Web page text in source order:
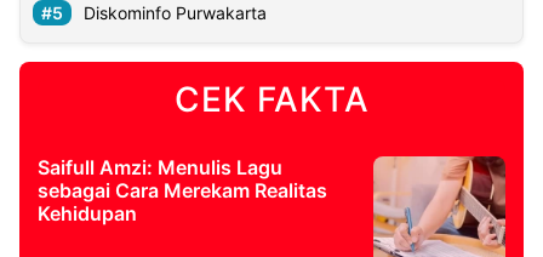
Diskominfo Purwakarta
CEK FAKTA
Saifull Amzi: Menulis Lagu
sebagai Cara Merekam Realitas
Kehidupan